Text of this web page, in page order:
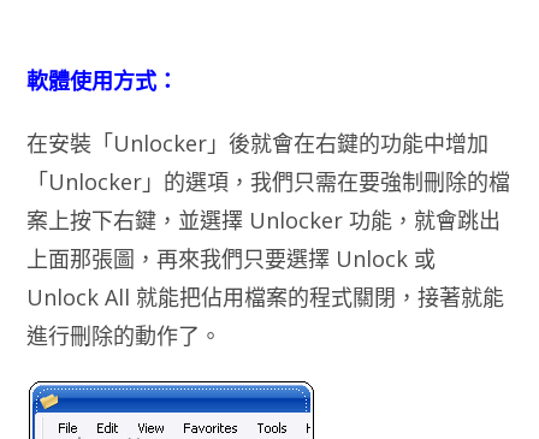
軟體使用方式：
在安裝「Unlocker」後就會在右鍵的功能中增加
「Unlocker」的選項，我們只需在要強制刪除的檔
案上按下右鍵，並選擇 Unlocker 功能，就會跳出
上面那張圖，再來我們只要選擇 Unlock 或
Unlock All 就能把佔用檔案的程式關閉，接著就能
進行刪除的動作了。